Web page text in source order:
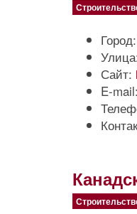
Город:
Сайт:
E-mail: